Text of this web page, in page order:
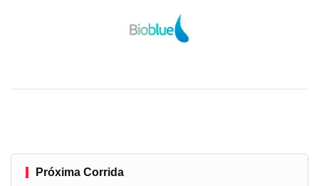
Próxima Corrida